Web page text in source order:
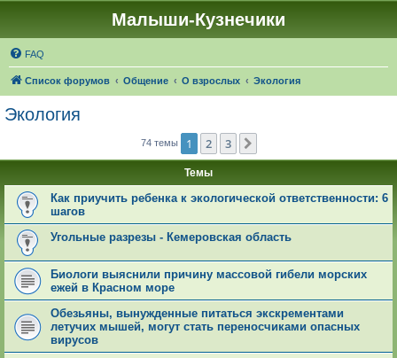
Малыши-Кузнечики
FAQ
Список форумов Общение О взрослых Экология
Экология
74 темы 1 2 3
Темы
Как приучить ребенка к экологической ответственности: 6
шагов
Угольные разрезы - Кемеровская область
Биологи выяснили причину массовой гибели морских
ежей в Красном море
Обезьяны, вынужденные питаться экскрементами
летучих мышей, могут стать переносчиками опасных
вирусов